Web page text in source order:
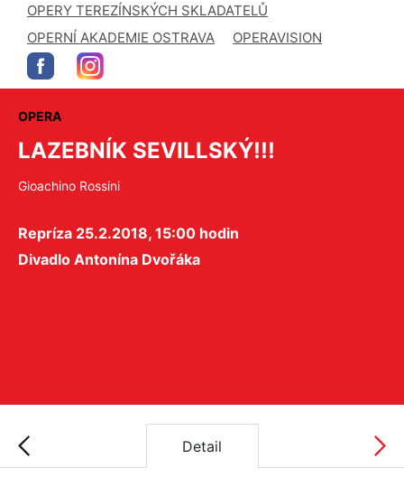
OPERY TEREZÍNSKÝCH SKLADATELŮ
OPERNÍ AKADEMIE OSTRAVA
OPERAVISION
OPERA
LAZEBNÍK SEVILLSKÝ!!!
Gioachino Rossini
Repríza 25.2.2018, 15:00 hodin
Divadlo Antonína Dvořáka
Detail